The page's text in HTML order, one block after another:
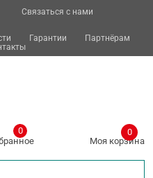
Связаться с нами
Гарантии
Партнёрам
0
Моя корзина
0